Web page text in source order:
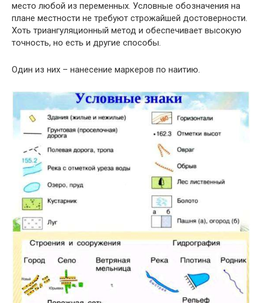
место любой из переменных. Условные обозначения на
плане местности не требуют строжайшей достоверности.
Хоть триангуляционный метод и обеспечивает высокую
точность, но есть и другие способы.
Один из них – нанесение маркеров по наитию.